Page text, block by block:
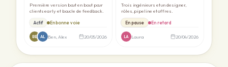
Première version bout en bout pour
clients early et boucle de feedback.
Actif En bonne voie
BE AL Ben, Alex 20/05/2026
Trois ingénieurs et un designer,
rôles, pipeline et offres.
En pause En retard
LA Laura 20/04/2026